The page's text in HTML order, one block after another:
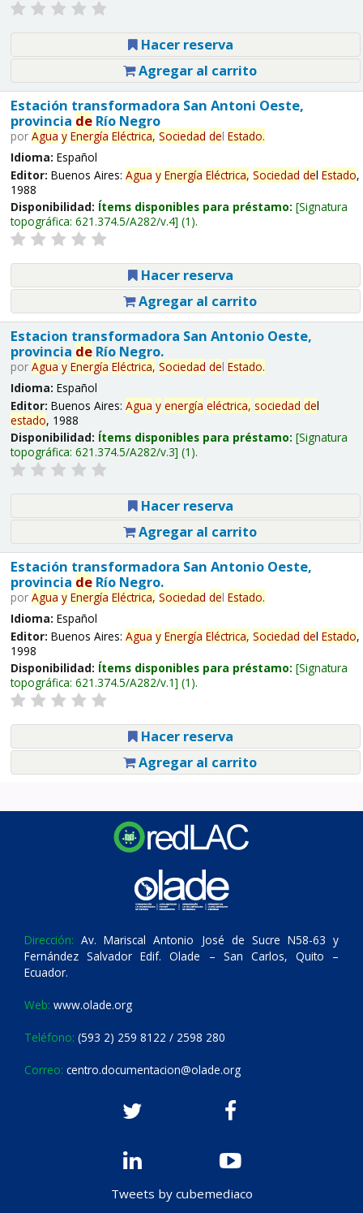
Hacer reserva
Agregar al carrito
Estación transformadora San Antoni Oeste,
provincia deRío Negro
por Agua y Energía Eléctrica, Sociedad del Estado.
Idioma: Español
Editor: Buenos Aires: Agua y Energía Eléctrica, Sociedad del Estado,
1988
Disponibilidad: Ítems disponibles para préstamo: Signatura
topográfica: 621.374.5/A282/v.4 (1).
Hacer reserva
Agregar al carrito
Estacion transformadora San Antonio Oeste,
provincia deRío Negro.
por Agua y Energía Eléctrica, Sociedad del Estado.
Idioma: Español
Editor: Buenos Aires: Agua y energía eléctrica, sociedad del
estado, 1988
Disponibilidad: Ítems disponibles para préstamo: Signatura
topográfica: 621.374.5/A282/v.3 (1).
Hacer reserva
Agregar al carrito
Estación transformadora San Antonio Oeste,
provincia deRío Negro.
por Agua y Energía Eléctrica, Sociedad del Estado.
Idioma: Español
Editor: Buenos Aires: Agua y Energía Eléctrica, Sociedad del Estado,
1998
Disponibilidad: Ítems disponibles para préstamo: Signatura
topográfica: 621.374.5/A282/v.1 (1).
Hacer reserva
Agregar al carrito
Dirección: Av. Mariscal Antonio José de Sucre N58-63 y
Fernández Salvador Edif. Olade – San Carlos, Quito –
Ecuador.
Web: www.olade.org
Teléfono: (593 2) 259 8122 / 2598 280
Correo: centro.documentacion@olade.org
Tweets by cubemediaco